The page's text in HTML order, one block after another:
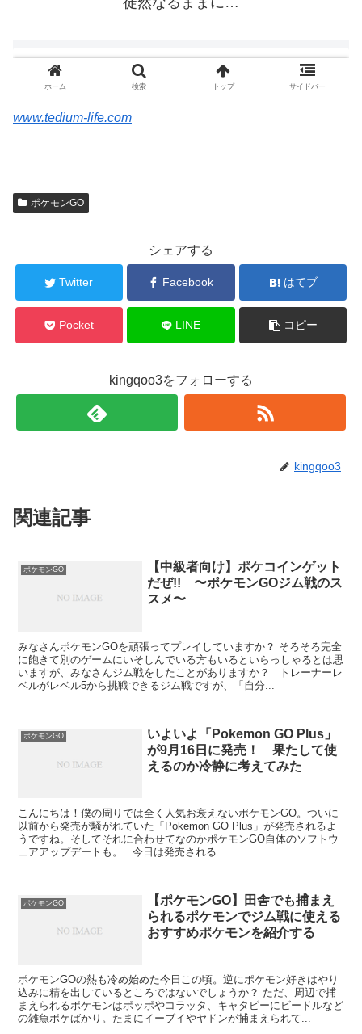
www.tedium-life.com
ポケモンGO
シェアする
Twitter Facebook はてブ
Pocket LINE コピー
kingqoo3をフォローする
kingqoo3
関連記事
ポケモンGO
【中級者向け】ポケコインゲット
だぜ!! 〜ポケモンGOジム戦のス
スメ〜
みなさんポケモンGOを頑張ってプレイしていますか？ そろそろ完全
に飽きて別のゲームにいそしんでいる方もいるといらっしゃるとは思
いますが、みなさんジム戦をしたことがありますか？ トレーナーレ
ベルがレベル5から挑戦できるジム戦ですが、「自分...
ポケモンGO
いよいよ「Pokemon GO Plus」
が9月16日に発売！ 果たして使
えるのか冷静に考えてみた
こんにちは！僕の周りでは全く人気お衰えないポケモンGO。ついに
以前から発売が騒がれていた「Pokemon GO Plus」が発売されるよ
うですね。そしてそれに合わせてなのかポケモンGO自体のソフトウ
ェアアップデートも。 今日は発売される...
ポケモンGO
【ポケモンGO】田舎でも捕まえ
られるポケモンでジム戦に使える
おすすめポケモンを紹介する
ポケモンGOの熱も冷め始めた今日この頃。逆にポケモン好きはやり
込みに精を出しているところではないでしょうか？ ただ、周辺で捕
まえられるポケモンはポッポやコラッタ、キャタピーにビードルなど
の雑魚ポケばかり。たまにイーブイやヤドンが捕まえられて...